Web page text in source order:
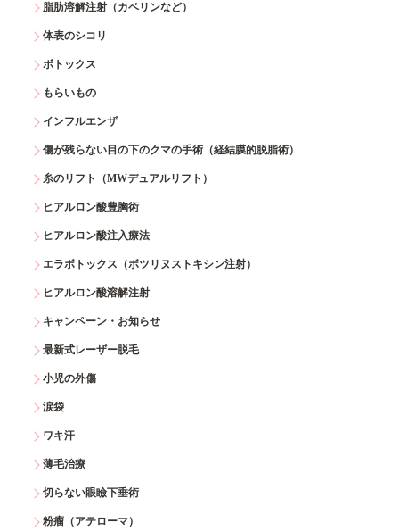
脂肪溶解注射（カベリンなど）
体表のシコリ
ボトックス
もらいもの
インフルエンザ
傷が残らない目の下のクマの手術（経結膜的脱脂術）
糸のリフト（MWデュアルリフト）
ヒアルロン酸豊胸術
ヒアルロン酸注入療法
エラボトックス（ボツリヌストキシン注射）
ヒアルロン酸溶解注射
キャンペーン・お知らせ
最新式レーザー脱毛
小児の外傷
涙袋
ワキ汗
薄毛治療
切らない眼瞼下垂術
粉瘤（アテローマ）